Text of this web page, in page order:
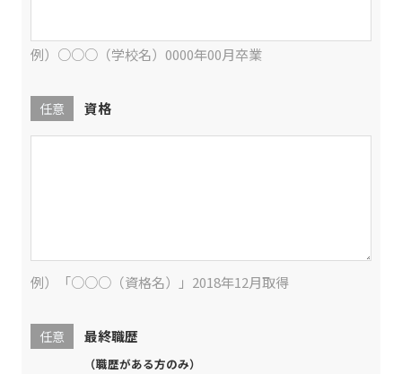
例）○○○（学校名）0000年00月卒業
資格
任意
例）「○○○（資格名）」2018年12月取得
最終職歴
任意
（職歴がある方のみ）